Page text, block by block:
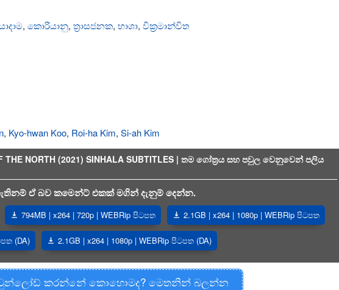
, කොරියානු, ත්‍රාසජනක, භාශා, වික්‍රමාන්විත
, Kyo-hwan Koo, Roi-ha Kim, Si-ah Kim
THE NORTH (2021) SINHALA SUBTITLES | තම ගෝත්‍රය සහ පවුල වෙනුවෙන් පලිය
ඒ බව කමෙන්ට් එකක් මගින් දැනුම් දෙන්න.
794MB | x264 | 720p | WEBRip පිටපත 2.1GB | x264 | 1080p | WEBRip පිටපත
(DA) 2.1GB | x264 | 1080p | WEBRip පිටපත (DA)
කරන්නේ කොහොමද? මෙතනින් බලන්න